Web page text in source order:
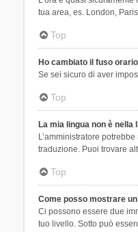
tua area, es. London,
Top
Ho cambiato il fuso
Se sei sicuro di aver
Top
La mia lingua non è nella
L’amministratore
traduzione. Puoi trovare
Top
Come posso mostrare
Ci possono essere due
tuo livello. Sotto può